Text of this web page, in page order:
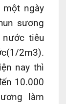
ngày
sương
tiêu
2m3).
nay thì
10.000
làm